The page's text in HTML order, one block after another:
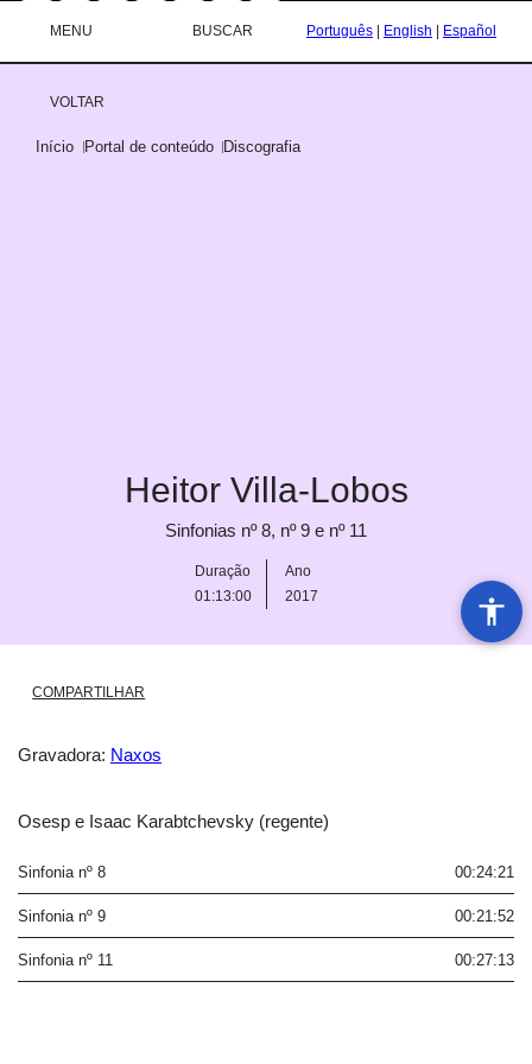
MENU
BUSCAR Português English Español
VOLTAR
Início Portal de conteúdo Discografia
Heitor Villa-Lobos
Sinfonias nº 8, nº 9 e nº 11
Duração
01:13:00
Ano
2017
COMPARTILHAR
Gravadora: Naxos
Osesp e Isaac Karabtchevsky (regente)
Sinfonia nº 8 00:24:21
Sinfonia nº 9 00:21:52
Sinfonia nº 11 00:27:13